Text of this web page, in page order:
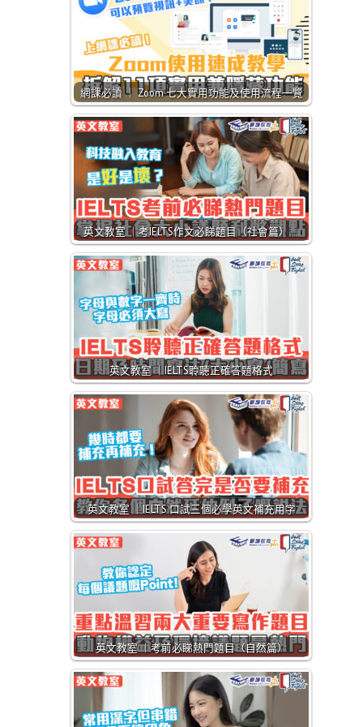
網課必讀 ｜ Zoom 七大實用功能及使用流程一覽
英文教室 ｜考IELTS作文必睇題目（社會篇）
英文教室 ｜IELTS聆聽正確答題格式
英文教室 ｜IELTS 口試三個必學英文補充用字
英文教室 ｜考前必睇熱門題目（自然篇）